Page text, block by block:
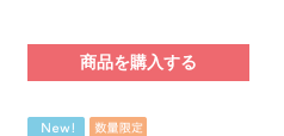
商品を購入する